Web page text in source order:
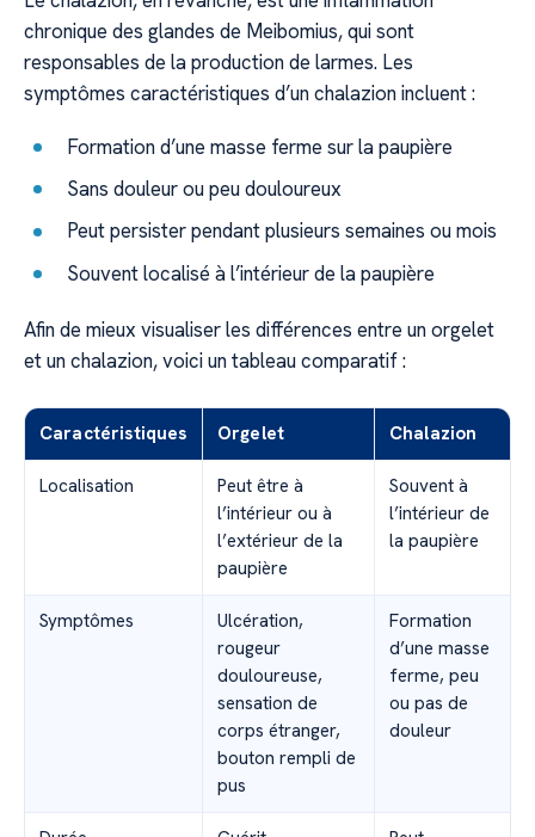
chronique des glandes de Meibomius, qui sont
responsables de la production de larmes. Les
symptômes caractéristiques d’un chalazion incluent :
Formation d’une masse ferme sur la paupière
Sans douleur ou peu douloureux
Peut persister pendant plusieurs semaines ou mois
Souvent localisé à l’intérieur de la paupière
Afin de mieux visualiser les différences entre un orgelet
et un chalazion, voici un tableau comparatif :
Caractéristiques Orgelet Chalazion
Localisation
Peut être à
l’intérieur ou à
l’extérieur de la
paupière
Souvent à
l’intérieur de
la paupière
Symptômes
Ulcération,
rougeur
douloureuse,
sensation de
corps étranger,
bouton rempli de
pus
Formation
d’une masse
ferme, peu
ou pas de
douleur